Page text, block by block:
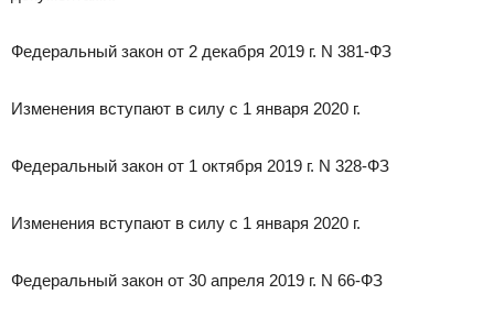
Федеральный закон от 2 декабря 2019 г. N 381-ФЗ
Изменения вступают в силу с 1 января 2020 г.
Федеральный закон от 1 октября 2019 г. N 328-ФЗ
Изменения вступают в силу с 1 января 2020 г.
Федеральный закон от 30 апреля 2019 г. N 66-ФЗ